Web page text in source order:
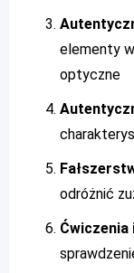
elementy
optyczne
odróżnić